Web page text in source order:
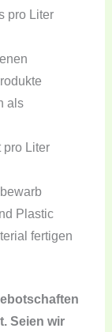
pro Liter
als
pro Liter
Plastic
fertigen
Seien wir